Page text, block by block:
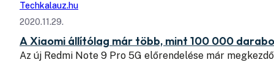
Techkalauz.hu
2020.11.29.
A Xiaomi állítólag már több, mint 100 000
Az új Redmi Note 9 Pro 5G előrendelése már